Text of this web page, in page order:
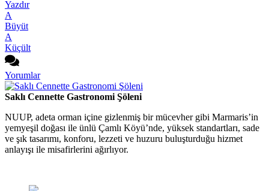
Yazdır
A
Büyüt
A
Küçült
Yorumlar
Saklı Cennette Gastronomi Şöleni
NUUP, adeta orman içine gizlenmiş bir mücevher gibi Marmaris’in
yemyeşil doğası ile ünlü Çamlı Köyü’nde, yüksek standartları, sade
ve şık tasarımı, konforu, lezzeti ve huzuru buluşturduğu hizmet
anlayışı ile misafirlerini ağırlıyor.